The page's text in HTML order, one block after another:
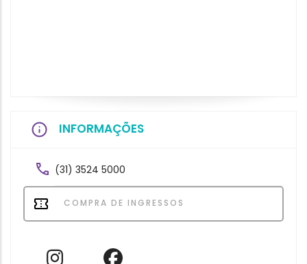
INFORMAÇÕES
(31) 3524 5000
COMPRA DE INGRESSOS